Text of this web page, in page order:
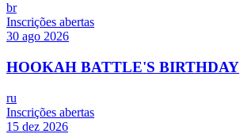
br
Inscrições abertas
30 ago 2026
HOOKAH BATTLE'S BIRTHDAY
ru
Inscrições abertas
15 dez 2026